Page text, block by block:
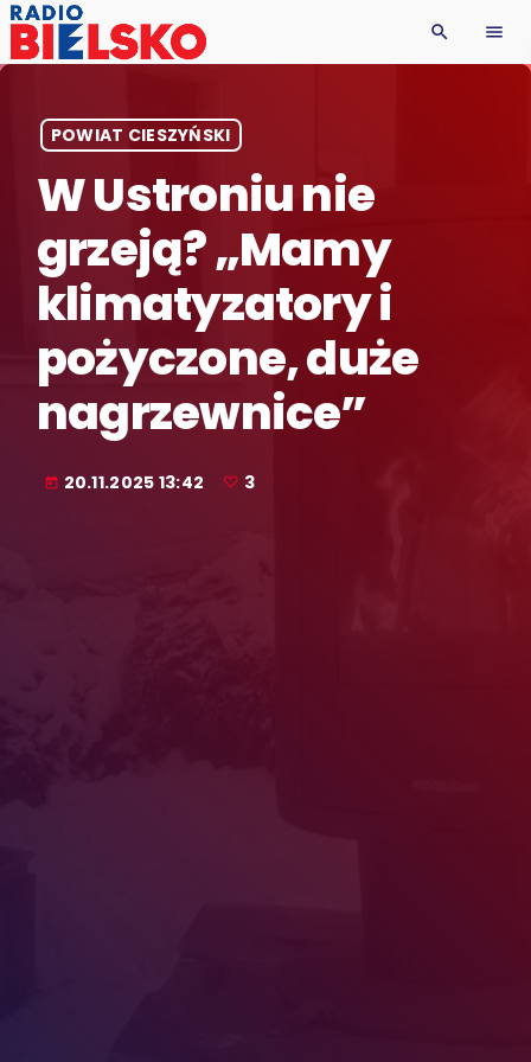
search menu
POWIAT CIESZYŃSKI
W Ustroniu nie
grzeją? „Mamy
klimatyzatory i
pożyczone, duże
nagrzewnice”
today 20.11.2025 13:42 3